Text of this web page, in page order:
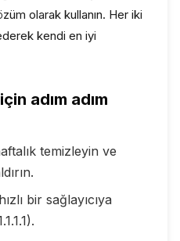
olarak kullanın. Her iki
kendi en iyi
adım adım
temizleyin ve
bir sağlayıcıya